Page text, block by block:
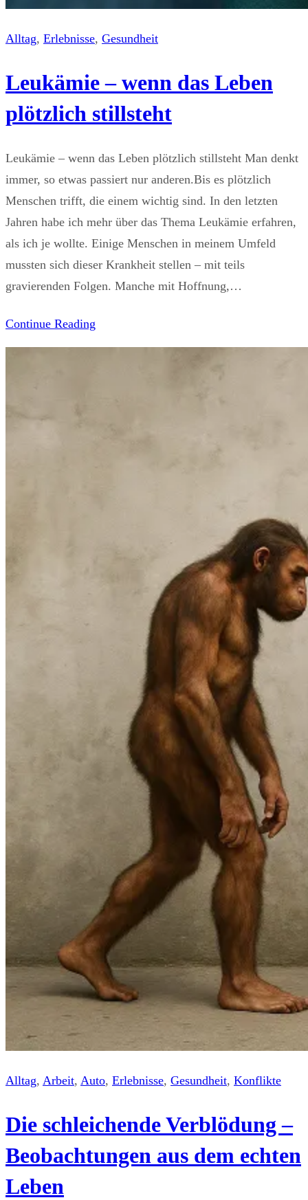
Alltag, Erlebnisse, Gesundheit
Leukämie – wenn das Leben
plötzlich stillsteht
Leukämie – wenn das Leben plötzlich stillsteht Man denkt
immer, so etwas passiert nur anderen.Bis es plötzlich
Menschen trifft, die einem wichtig sind. In den letzten
Jahren habe ich mehr über das Thema Leukämie erfahren,
als ich je wollte. Einige Menschen in meinem Umfeld
mussten sich dieser Krankheit stellen – mit teils
gravierenden Folgen. Manche mit Hoffnung,…
Continue Reading
Alltag, Arbeit, Auto, Erlebnisse, Gesundheit, Konflikte
Die schleichende Verblödung –
Beobachtungen aus dem echten
Leben